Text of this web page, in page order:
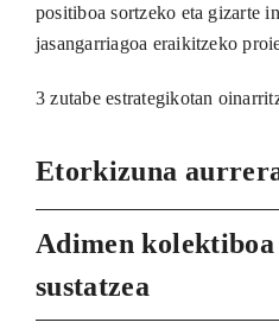
positiboa sortzeko eta gizarte
jasangarriagoa eraikitzeko
3 zutabe estrategikotan
Etorkizuna
Adimen kolektiboa
sustatzea